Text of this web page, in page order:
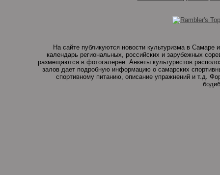
На сайте публикуются новости культуризма в
календарь региональных, российских и зарубежных
размещаются в фотогалерее. Анкеты культуристов
залов дает подробную информацию о самарских
спортивному питанию, описание упражнений и т.д.